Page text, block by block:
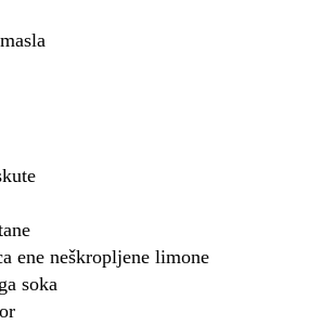
ene neškropljene limone
soka